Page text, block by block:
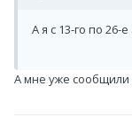
А я с 13-го по 26-
А мне уже